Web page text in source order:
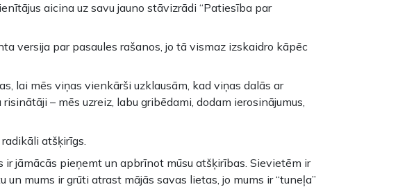
aicina uz savu jauno stāvizrādi “Patiesība par
versija par pasaules rašanos, jo tā vismaz izskaidro kāpēc
lai mēs viņas vienkārši uzklausām, kad viņas dalās ar
– mēs uzreiz, labu gribēdami, dodam ierosinājumus,
atšķirīgs.
jāmācās pieņemt un apbrīnot mūsu atšķirības. Sievietēm ir
mums ir grūti atrast mājās savas lietas, jo mums ir “tuneļa”